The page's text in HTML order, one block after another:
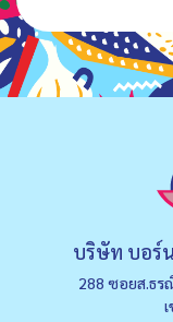
บริษัท บอร์
288 ซอยส.ธร